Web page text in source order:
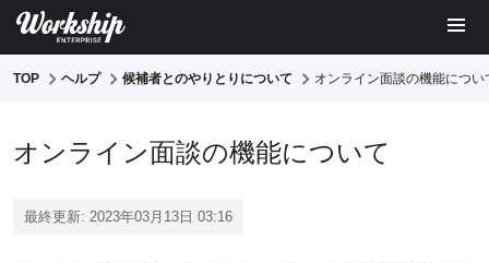
TOP ヘルプ 候補者とのやりとりについて オンライン面談の機能につい
オンライン面談の機能について
最終更新: 2023年03月13日 03:16